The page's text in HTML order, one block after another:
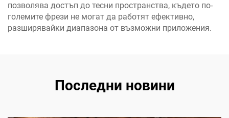
позволява достъп до тесни пространства, където по-
големите фрези не могат да работят ефективно,
разширявайки диапазона от възможни приложения.
Последни новини